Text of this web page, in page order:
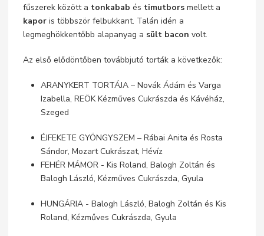
fűszerek között a tonkabab és timutbors mellett a
kaporis többször felbukkant. Talán idén a
legmeghökkentőbb alapanyag a sült baconvolt.
Az első elődöntőben továbbjutó torták a következők:
ARANYKERT TORTÁJA – Novák Ádám és Varga
Izabella, REÖK Kézműves Cukrászda és Kávéház,
Szeged
ÉJFEKETE GYÖNGYSZEM – Rábai Anita és Rosta
Sándor, Mozart Cukrászat, Hévíz
FEHÉR MÁMOR - Kis Roland, Balogh Zoltán és
Balogh László, Kézműves Cukrászda, Gyula
HUNGÁRIA - Balogh László, Balogh Zoltán és Kis
Roland, Kézműves Cukrászda, Gyula